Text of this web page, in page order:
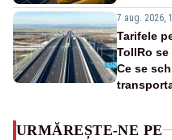
7 aug. 2026,
Tarifele
TollRo se
Ce se
URMĂREȘTE-NE PE